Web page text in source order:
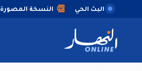
البث الحي النسخة المصورة